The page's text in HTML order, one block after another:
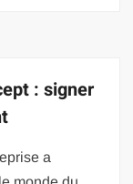
: signer
a